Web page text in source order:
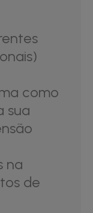
como
sua
na
de